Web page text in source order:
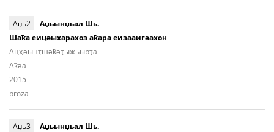
Аџь2
Аџьынџьал Шь.
Шаҟа еицәыхарахоз аҟара еизааигәахон
Aԥ­ҳәынҭ­шәҟәҭы­жьыр­ҭа
Aҟәа
2015
proza
Аџь3
Аџьынџьал Шь.